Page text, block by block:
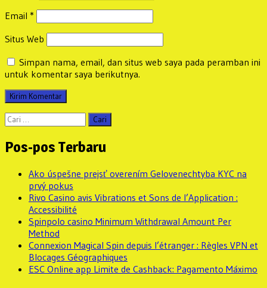
Email *
Situs Web
Simpan nama, email, dan situs web saya pada peramban ini
untuk komentar saya berikutnya.
Cari
untuk:
Pos-pos Terbaru
Ako úspešne prejsť overením Gelovenechtyba KYC na
prvý pokus
Rivo Casino avis Vibrations et Sons de l’Application :
Accessibilité
Spinpolo casino Minimum Withdrawal Amount Per
Method
Connexion Magical Spin depuis l’étranger : Règles VPN et
Blocages Géographiques
ESC Online app Limite de Cashback: Pagamento Máximo